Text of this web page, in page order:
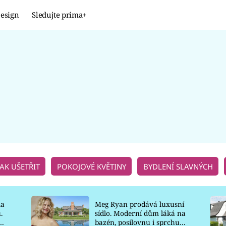
Sledujte prima+
UŠETŘIT POKOJOVÉ KVĚTINY BYDLENÍ SLAVNÝCH
Meg Ryan prodává luxusní
sídlo. Moderní dům láká na
bazén, posilovnu i sprchu